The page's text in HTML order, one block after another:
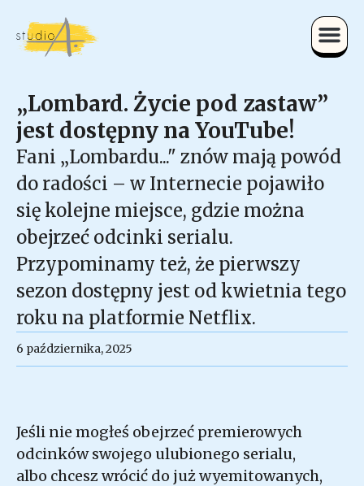
„Lombard. Życie pod zastaw”
jest dostępny na YouTube!
Fani „Lombardu..." znów mają powód
do radości – w Internecie pojawiło
się kolejne miejsce, gdzie można
obejrzeć odcinki serialu.
Przypominamy też, że pierwszy
sezon dostępny jest od kwietnia tego
roku na platformie Netflix.
6 października, 2025
Jeśli nie mogłeś obejrzeć premierowych
odcinków swojego ulubionego serialu,
albo chcesz wrócić do już wyemitowanych,